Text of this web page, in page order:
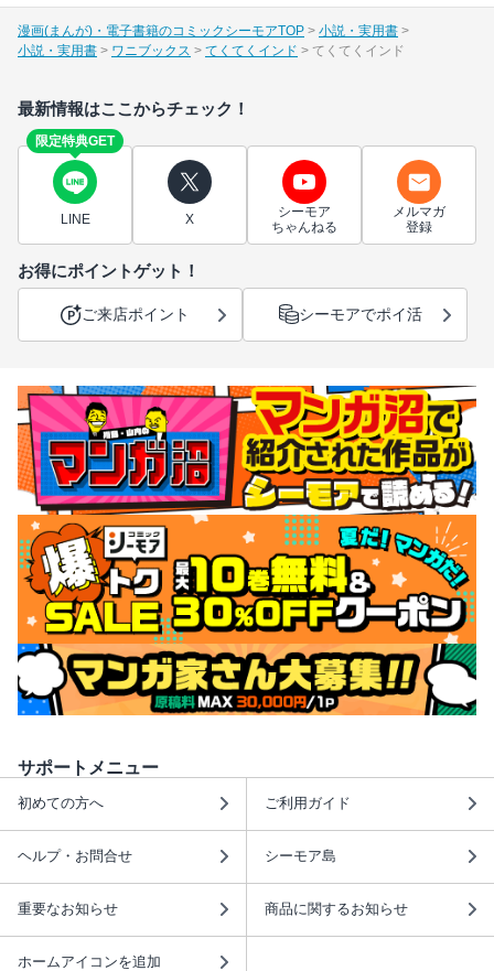
漫画(まんが)・電子書籍のコミックシーモアTOP
小説・実用書
小説・実用書
ワニブックス てくてくインド てくてくインド
最新情報はここからチェック！
限定特典GET
LINE X
シーモア
ちゃんねる
メルマガ
登録
お得にポイントゲット！
ご来店ポイント シーモアでポイ活
サポートメニュー
初めての方へ ご利用ガイド
ヘルプ・お問合せ シーモア島
重要なお知らせ 商品に関するお知らせ
ホームアイコンを追加